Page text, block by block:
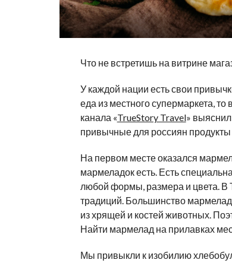
Что не встретишь на витрине
У каждой нации есть свои
еда из местного супермаркета,
канала «TrueStory Travel»
привычные для россиян
На первом месте оказался
мармеладок есть. Есть
любой формы, размера и цвета. В
традиций. Большинство
из хрящей и костей животных.
Найти мармелад на прилавках
Мы привыкли к изобилию